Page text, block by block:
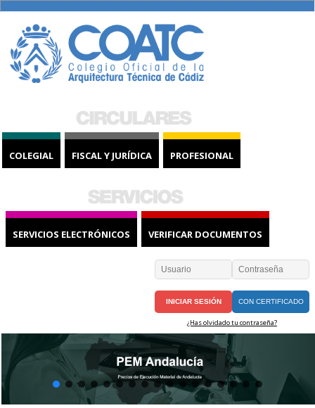
COLEGIAL FISCAL Y JURÍDICA PROFESIONAL
SERVICIOS ELECTRÓNICOS VERIFICAR DOCUMENTOS
CON CERTIFICADO
¿Has olvidado tu contraseña?